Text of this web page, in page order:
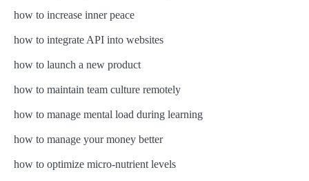
how to increase inner peace
how to integrate API into websites
how to launch a new product
how to maintain team culture remotely
how to manage mental load during learning
how to manage your money better
how to optimize micro-nutrient levels